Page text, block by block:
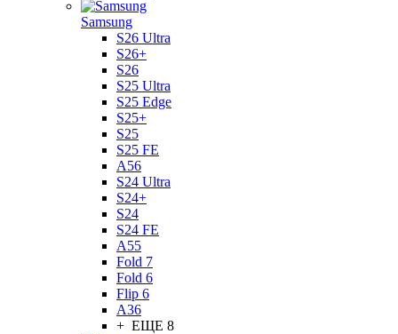
Samsung
S26 Ultra
S26+
S26
S25 Ultra
S25 Edge
S25+
S25
S25 FE
A56
S24 Ultra
S24+
S24
S24 FE
A55
Fold 7
Fold 6
Flip 6
A36
+ ЕЩЕ 8